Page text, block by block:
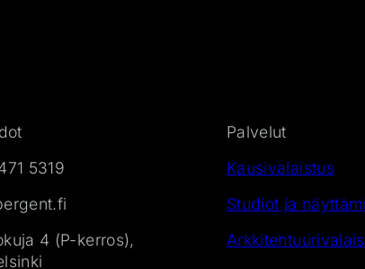
5319
4 (P-kerros),
Palvelut
Kausivalaistus
Studiot ja